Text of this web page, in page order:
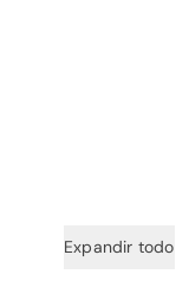
Expandir todo